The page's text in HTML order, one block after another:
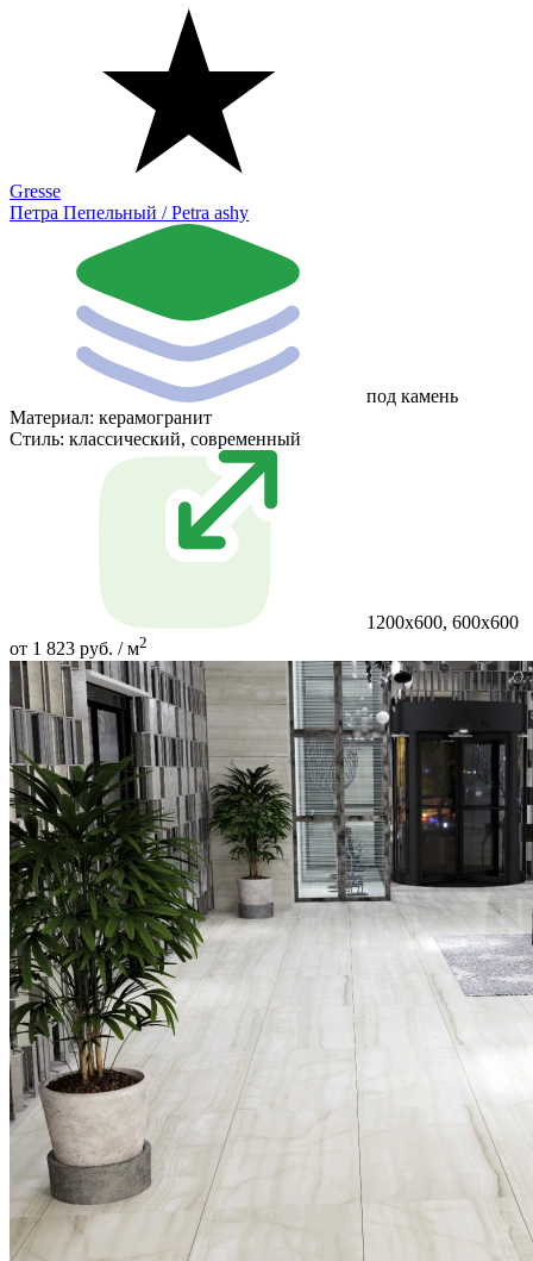
Gresse
Петра Пепельный / Petra ashy
под камень
Материал: керамогранит
Стиль: классический, современный
1200х600, 600х600
от 1 823 руб. / м2